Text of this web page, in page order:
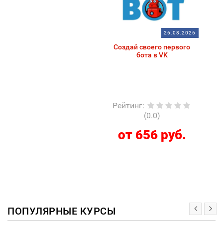
26.08.2026
Создай своего первого
бота в VK
Рейтинг:
(0.0)
от 656 руб.
ПОПУЛЯРНЫЕ КУРСЫ